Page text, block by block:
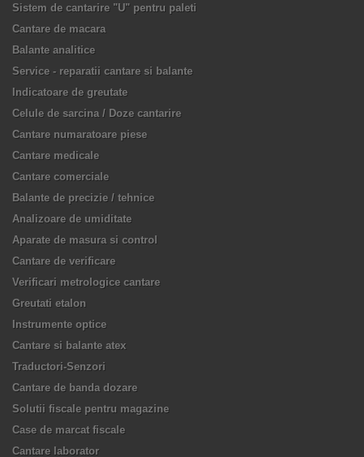
Sistem de cantarire "U" pentru paleti
Cantare de macara
Balante analitice
Service - reparatii cantare si balante
Indicatoare de greutate
Celule de sarcina / Doze cantarire
Cantare numaratoare piese
Cantare medicale
Cantare comerciale
Balante de precizie / tehnice
Analizoare de umiditate
Aparate de masura si control
Cantare de verificare
Verificari metrologice cantare
Greutati etalon
Instrumente optice
Cantare si balante atex
Traductori-Senzori
Cantare de banda dozare
Solutii fiscale pentru magazine
Case de marcat fiscale
Cantare laborator